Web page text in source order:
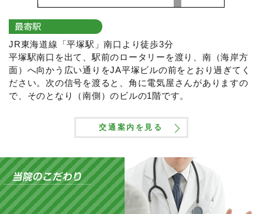
最寄駅
JR東海道線「平塚駅」南口より徒歩3分
平塚駅南口を出て、駅前のロータリーを渡り、南（海岸方
面）へ向かう広い通りをJA平塚ビルの前をとおり過ぎてく
ださい。次の信号を渡ると、角に電気屋さんがありますの
で、そのとなり（南側）のビルの1階です。
交通案内を見る